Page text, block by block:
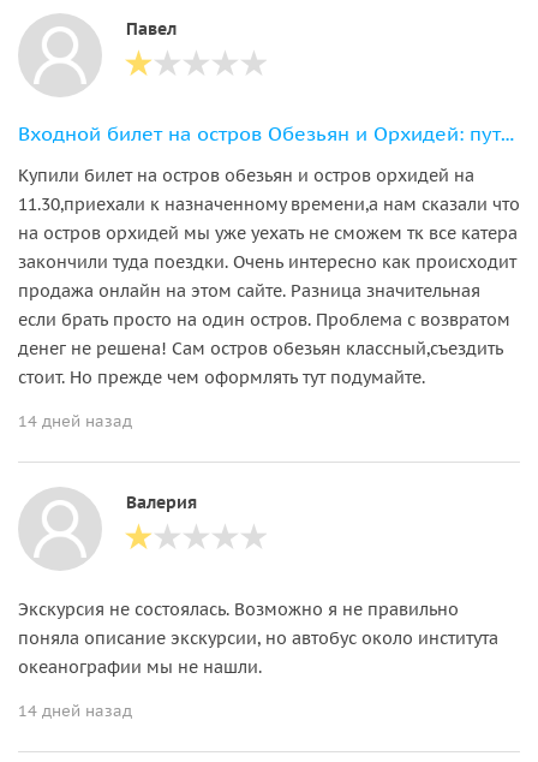
Павел
Входной билет на остров Обезьян и Орхидей: путешествие в мир дикой природы
Купили билет на остров обезьян и остров орхидей на
11.30,приехали к назначенному времени,а нам сказали что
на остров орхидей мы уже уехать не сможем тк все катера
закончили туда поездки. Очень интересно как происходит
продажа онлайн на этом сайте. Разница значительная
если брать просто на один остров. Проблема с возвратом
денег не решена! Сам остров обезьян классный,съездить
стоит. Но прежде чем оформлять тут подумайте.
14 дней назад
Валерия
Экскурсия не состоялась. Возможно я не правильно
поняла описание экскурсии, но автобус около института
океанографии мы не нашли.
14 дней назад